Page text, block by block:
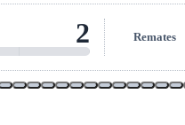
2 Remates